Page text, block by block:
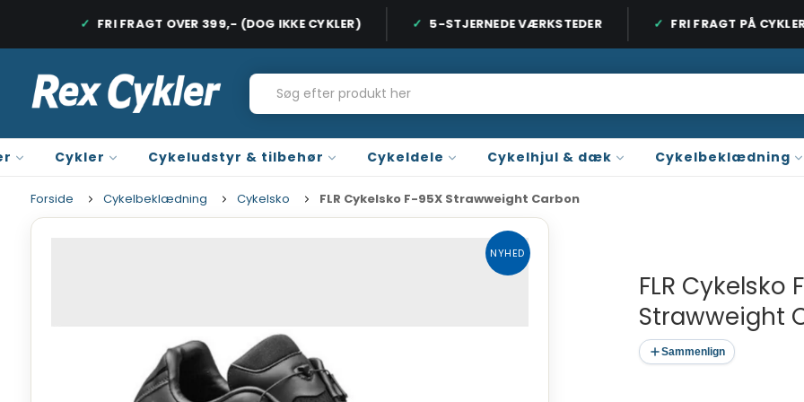
FRI FRAGT OVER 399,- (DOG IKKE CYKLER) 5-STJERNEDE VÆRKSTEDER FRI FRAGT PÅ CYKLER
Cykler Cykeludstyr & tilbehør Cykeldele Cykelhjul & dæk Cykelbeklædning
HURTIG LEVERING, 1-2 HVERDAGE FRI FRAGT PÅ ORDRE OVER 899 KR. / CYKLER OVER 9.999 KR. 3 BUTIKKER PÅ
Forside Cykelbeklædning Cykelsko FLR Cykelsko F-95X Strawweight Carbon
NYHED
FLR Cykelsko
Strawweight
Sammenlign